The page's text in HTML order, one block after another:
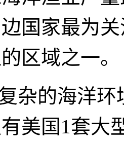
国家最为
区域之一。
杂的海洋
美国 1 套大